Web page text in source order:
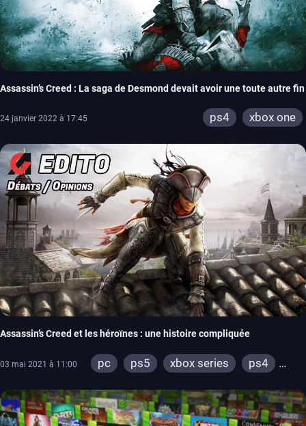
Assassin’s Creed : La saga de Desmond devait avoir une toute autre fin
24 janvier 2022 à 17:45 ps4 xbox one
Assassin’s Creed et les héroïnes : une histoire compliquée
03 mai 2021 à 11:00 pc ps5 xbox series
ps4